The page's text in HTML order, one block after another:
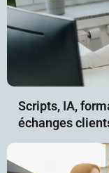
Scripts, IA,
échanges